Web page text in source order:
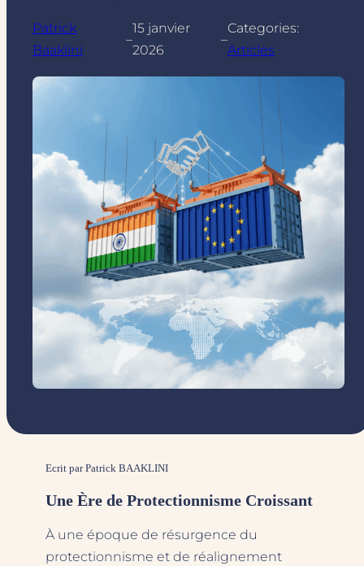
Patrick
Baaklini
–
15 janvier
2026
–
Categories:
Articles
Ecrit par Patrick BAAKLINI
Une Ère de Protectionnisme Croissant
À une époque de résurgence du
protectionnisme et de réalignement